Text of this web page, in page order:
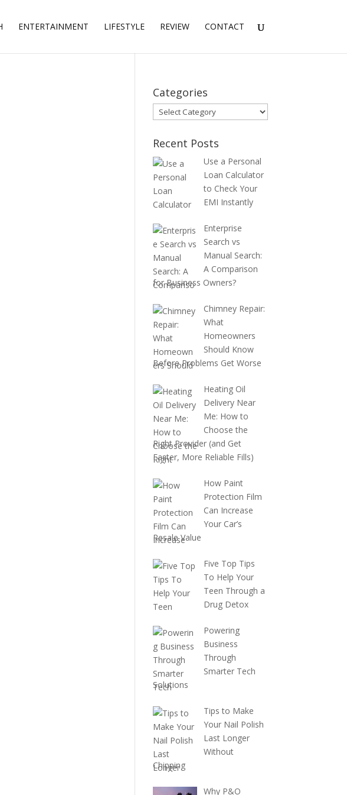
ENTERTAINMENT LIFESTYLE REVIEW CONTACT
Categories
Categories
Recent Posts
Use a Personal
Loan Calculator
to Check Your
EMI Instantly
Enterprise
Search vs
Manual Search:
A Comparison
for Business Owners?
Chimney Repair:
What
Homeowners
Should Know
Before Problems Get Worse
Heating Oil
Delivery Near
Me: How to
Choose the
Right Provider (and Get
Faster, More Reliable Fills)
How Paint
Protection Film
Can Increase
Your Car’s
Resale Value
Five Top Tips
To Help Your
Teen Through a
Drug Detox
Powering
Business
Through
Smarter Tech
Solutions
Tips to Make
Your Nail Polish
Last Longer
Without
Chipping
Why P&O